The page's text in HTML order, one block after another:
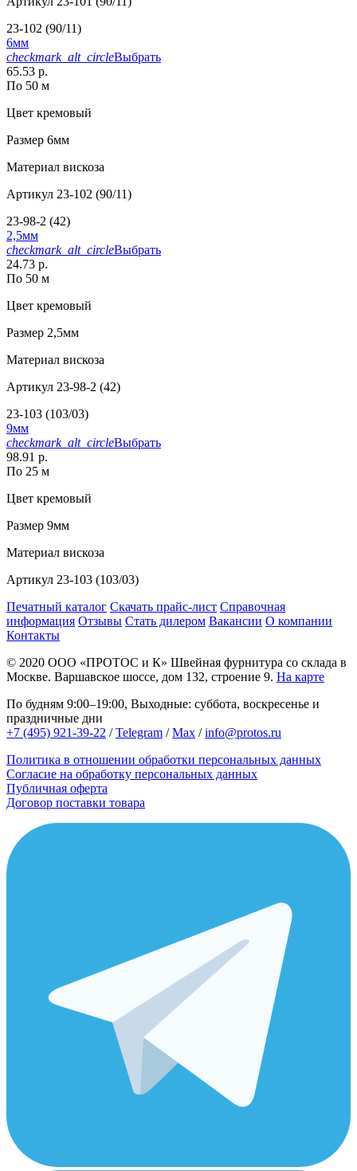
23-102 (90/11)
6мм
checkmark_alt_circleВыбрать
65.53 р.
По 50 м
Цвет кремовый
Размер 6мм
Материал вискоза
Артикул 23-102 (90/11)
23-98-2 (42)
2,5мм
checkmark_alt_circleВыбрать
24.73 р.
По 50 м
Цвет кремовый
Размер 2,5мм
Материал вискоза
Артикул 23-98-2 (42)
23-103 (103/03)
9мм
checkmark_alt_circleВыбрать
98.91 р.
По 25 м
Цвет кремовый
Размер 9мм
Материал вискоза
Артикул 23-103 (103/03)
Печатный каталог Скачать прайс-лист Справочная
информация Отзывы Стать дилером Вакансии О компании
Контакты
© 2020 ООО «ПРОТОС и К» Швейная фурнитура со склада в
Москве. Варшавское шоссе, дом 132, строение 9. На карте
По будням 9:00–19:00, Выходные: суббота, воскресенье и
праздничные дни
+7 (495) 921-39-22 /Telegram /Max /info@protos.ru
Политика в отношении обработки персональных данных
Согласие на обработку персональных данных
Публичная оферта
Договор поставки товара